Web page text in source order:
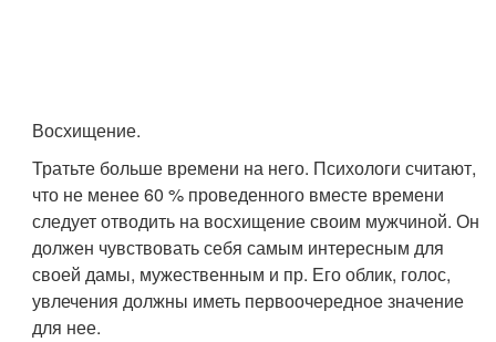
Восхищение.
Тратьте больше времени на него. Психологи считают,
что не менее 60 % проведенного вместе времени
следует отводить на восхищение своим мужчиной. Он
должен чувствовать себя самым интересным для
своей дамы, мужественным и пр. Его облик, голос,
увлечения должны иметь первоочередное значение
для нее.